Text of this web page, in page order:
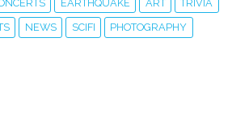
EARTHQUAKE ART TRIVIA
NEWS SCIFI PHOTOGRAPHY